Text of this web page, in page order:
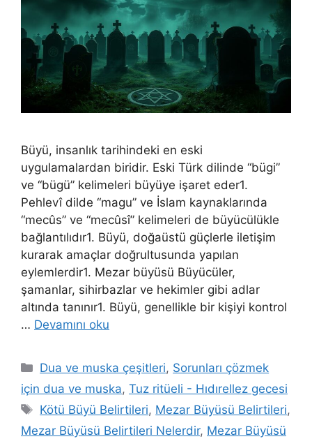
Büyü, insanlık tarihindeki en eski
uygulamalardan biridir. Eski Türk dilinde “bügi”
ve “bügü” kelimeleri büyüye işaret eder1.
Pehlevî dilde “magu” ve İslam kaynaklarında
“mecûs” ve “mecûsî” kelimeleri de büyücülükle
bağlantılıdır1. Büyü, doğaüstü güçlerle iletişim
kurarak amaçlar doğrultusunda yapılan
eylemlerdir1. Mezar büyüsü Büyücüler,
şamanlar, sihirbazlar ve hekimler gibi adlar
altında tanınır1. Büyü, genellikle bir kişiyi kontrol
… Devamını oku
Dua ve muska çeşitleri, Sorunları çözmek
için dua ve muska, Tuz ritüeli - Hıdırellez gecesi
Kötü Büyü Belirtileri, Mezar Büyüsü Belirtileri,
Mezar Büyüsü Belirtileri Nelerdir, Mezar Büyüsü